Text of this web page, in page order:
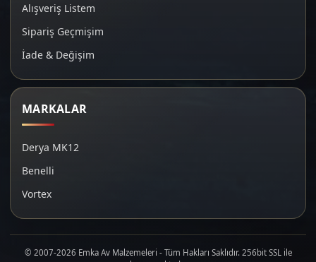
Alışveriş Listem
Sipariş Geçmişim
İade & Değişim
MARKALAR
Derya MK12
Benelli
Vortex
© 2007-2026 Emka Av Malzemeleri - Tüm Hakları Saklıdır. 256bit SSL ile